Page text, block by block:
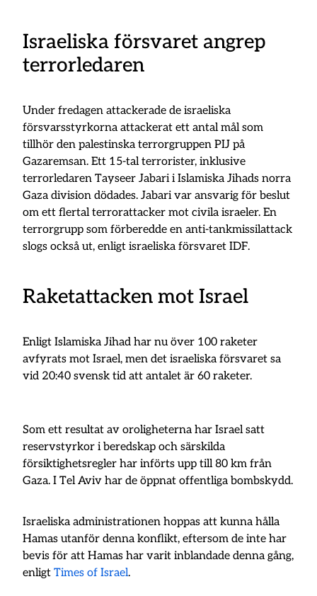
Israeliska försvaret angrep
terrorledaren
Under fredagen attackerade de israeliska
försvarsstyrkorna attackerat ett antal mål som
tillhör den palestinska terrorgruppen PIJ på
Gazaremsan. Ett 15-tal terrorister, inklusive
terrorledaren Tayseer Jabari i Islamiska Jihads norra
Gaza division dödades. Jabari var ansvarig för beslut
om ett flertal terrorattacker mot civila israeler. En
terrorgrupp som förberedde en anti-tankmissilattack
slogs också ut, enligt israeliska försvaret IDF.
Raketattacken mot Israel
Enligt Islamiska Jihad har nu över 100 raketer
avfyrats mot Israel, men det israeliska försvaret sa
vid 20:40 svensk tid att antalet är 60 raketer.
Som ett resultat av oroligheterna har Israel satt
reservstyrkor i beredskap och särskilda
försiktighetsregler har införts upp till 80 km från
Gaza. I Tel Aviv har de öppnat offentliga bombskydd.
Israeliska administrationen hoppas att kunna hålla
Hamas utanför denna konflikt, eftersom de inte har
bevis för att Hamas har varit inblandade denna gång,
enligtTimes of Israel.